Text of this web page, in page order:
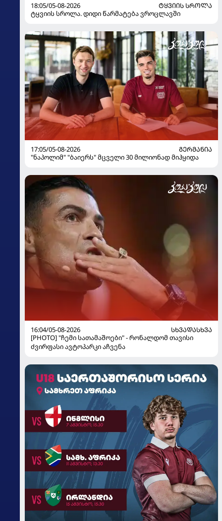
18:05/05-08-2026
ᲢᲧᲕᲘᲘᲡ ᲡᲠᲝᲚᲐ
ტყვიის სროლა. დიდი წარმატება ვროცლავში
17:05/05-08-2026
ᲒᲔᲠᲛᲐᲜᲘᲐ
"ნაპოლიმ" "ბაიერს" მცველი 30 მილიონად მიჰყიდა
16:04/05-08-2026
ᲡᲮᲕᲐᲓᲐᲡᲮᲕᲐ
[PHOTO] "ჩემი სათამაშოები" - რონალდომ თავისი
ძვირფასი ავტოპარკი აჩვენა